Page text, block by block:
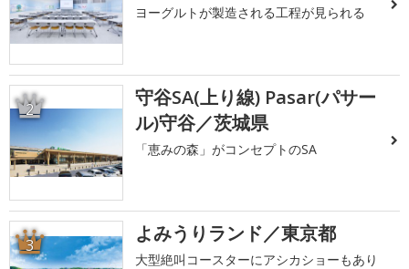
ヨーグルトが製造される工程が見られる
2
守谷SA(上り線) Pasar(パサー
ル)守谷／茨城県
「恵みの森」がコンセプトのSA
3 よみうりランド／東京都
大型絶叫コースターにアシカショーもあり